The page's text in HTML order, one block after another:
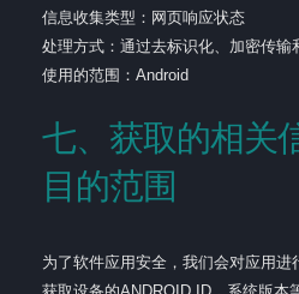
信息收集类型：网页响应状态
处理方式：通过去标识化、加密传输
使用的范围：Android
七、获取的相关
目的范围
为了软件应用安全，我们会对应用